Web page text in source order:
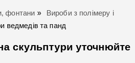
фонтани »
Вироби з полімеру і
ведмедів та панд
скульптури уточнюйте